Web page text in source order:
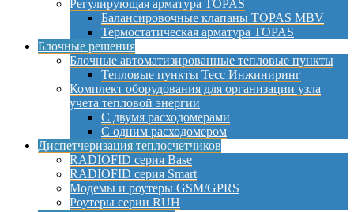
Регулирующая арматура TOPAS
Балансировочные клапаны TOPAS MBV
Термостатическая арматура TOPAS
Блочные решения
Блочные автоматизированные тепловые пункты
Тепловые пункты Тесс Инжиниринг
Комплект оборудования для организации узла
учета тепловой энергии
С двумя расходомерами
С одним расходомером
Диспетчеризация теплосчетчиков
RADIOFID серия Base
RADIOFID серия Smart
Модемы и роутеры GSM/GPRS
Роутеры серии RUH